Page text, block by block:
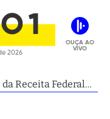
2026
OUÇA AO
VIVO
da Receita Federal